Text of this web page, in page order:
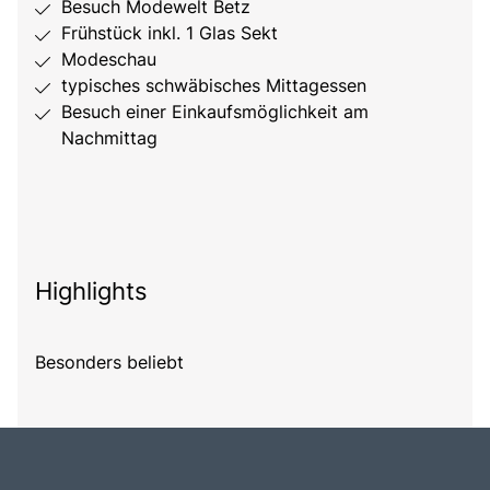
Besuch Modewelt Betz
Frühstück inkl. 1 Glas Sekt
Modeschau
typisches schwäbisches Mittagessen
Besuch einer Einkaufsmöglichkeit am
Nachmittag
Highlights
Besonders beliebt